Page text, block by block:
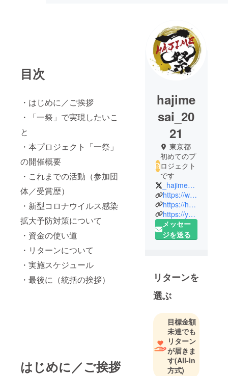
目次
・はじめに／ご挨拶
・「一祭」で実現したいこ
と
・本プロジェクト「一祭」
の開催概要
・これまでの活動（参加団
体／受賞歴）
・新型コロナウイルス感染
拡大予防対策について
・資金の使い道
・リターンについて
・実施スケジュール
・最後に（統括の挨拶）
はじめに／ご挨拶
hajime
sai_20
21
東京都
初めてのプ
ロジェクト
です
_hajime_sai
https://www.instagram.com/hajime_sai/
https://hajimesai.com/
https://youtube.com/channel/UC71Pa8NH0y2kiPT2k_tP2lQ
メッセー
ジを送る
リターンを
選ぶ
目標金額
未達でも
リターン
が届きま
す(All-in
方式)